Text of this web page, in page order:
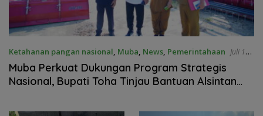
Ketahanan pangan nasional, Muba, News, Pemerintahaan Juli 14,
2026
Muba Perkuat Dukungan Program Strategis
Nasional, Bupati Toha Tinjau Bantuan Alsintan